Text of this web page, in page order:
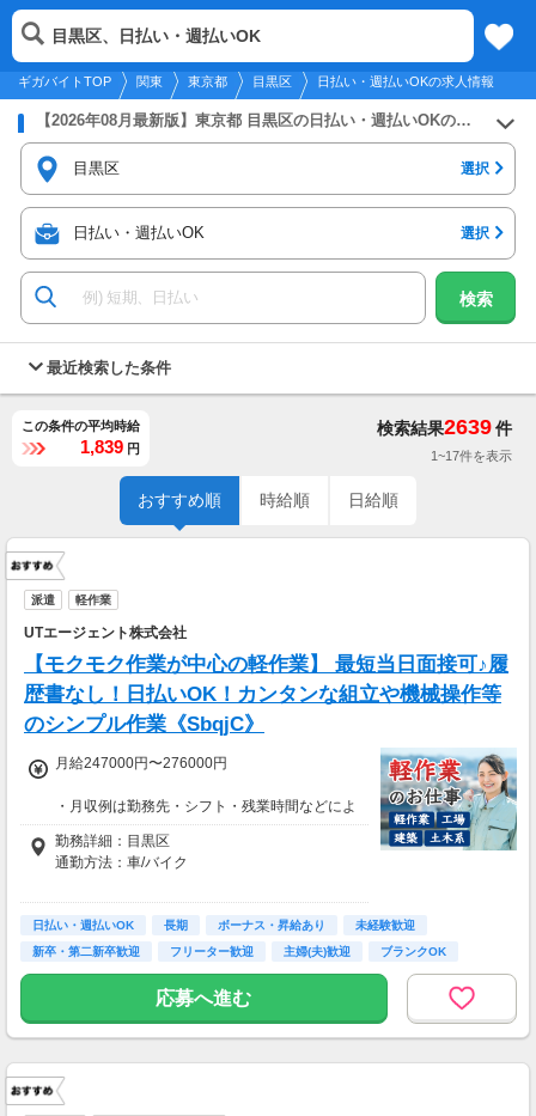
2026年8月9日更新
関東
メニュー
ギガバイトTOP 関東 東京都 目黒区 日払い・週払いOKの求人情報
目黒区、日払い・週払いOK
【2026年08月最新版】東京都 目黒区の日払い・週払いOKのバイト・アルバイト・パートの求人募集情報
目黒区 選択
日払い・週払いOK 選択
検索
最近検索した条件
この条件の平均時給
1,839 円
検索結果2639件
1~17件を表示
おすすめ順 時給順 日給順
派遣 軽作業
UTエージェント株式会社
【モクモク作業が中心の軽作業】 最短当日面接可♪履
歴書なし！日払いOK！カンタンな組立や機械操作等
のシンプル作業《SbqjC》
月給247000円〜276000円
・月収例は勤務先・シフト・残業時間などによ
り変動します
・各種手当あり（残業手当、休出手当、深夜勤
務がある場合は深夜手当 など）
■日払い制度（新制度）※規定あり
・最短5分で働いた分の給与を口座受取可能
・スマホからカンタン申請
・1,000円単位で利用可能
■交通費 上限30,000円まで支給 ※会社規定有
り
勤務詳細：目黒区
通勤方法：車/バイク
※構内の（無料）駐車場利用OK
※募集の勤務地は面接地の一例です。
ご希望の地域や条件などを伺いながらあなた
に合ったお仕事をご紹介します！
日払い・週払いOK 長期 ボーナス・昇給あり
未経験歓迎
新卒・第二新卒歓迎
フリーター歓迎 主婦(夫)歓迎
ブランクOK
学歴不問
応募へ進む